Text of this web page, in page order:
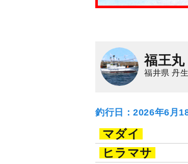
福王丸
福井県 丹
釣行日：2026年6月
マダイ
ヒラマサ